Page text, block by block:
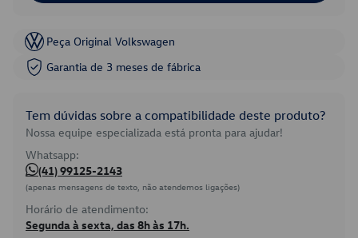
Peça Original Volkswagen
Garantia de 3 meses de fábrica
Tem dúvidas sobre a compatibilidade deste produto?
Nossa equipe especializada está pronta para ajudar!
Whatsapp:
(41) 99125-2143
(apenas mensagens de texto, não atendemos ligações)
Horário de atendimento:
Segunda à sexta, das 8h às 17h.